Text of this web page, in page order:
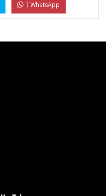
WhatsApp